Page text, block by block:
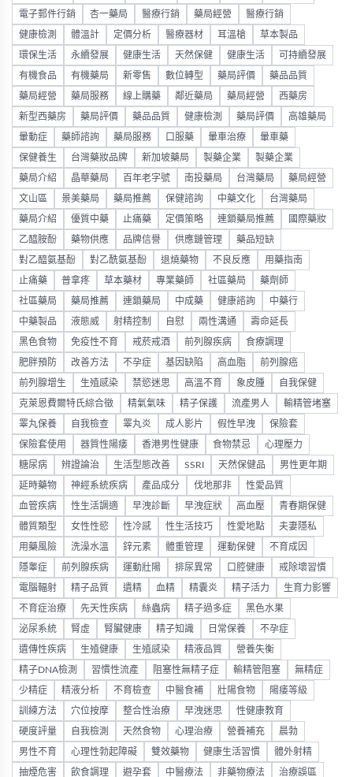
電子郵件行銷 杏一藥局 醫療行銷 藥局經營 醫療行銷
健康檢測 體溫計 定價分析 醫療器材 耳溫槍 草本製品
環保生活 永續發展 健康生活 天然保健 健康生活 可持續發展
有機食品 有機藥局 新零售 數位轉型 藥局評價 藥品品質
藥局經營 藥局服務 線上購藥 鄰近藥局 藥局經營 西藥房
新型西藥房 藥局評價 藥品品質 健康檢測 藥局評價 高雄藥局
暈動症 藥師諮詢 藥局服務 口服藥 暈車治療 暈車藥
保健養生 台灣藥妝品牌 新加坡藥局 製藥企業 製藥企業
藥局介紹 晶華藥局 百年老字號 南投藥局 台灣藥局 藥局經營
文山區 景美藥局 藥局推薦 保健諮詢 中藥文化 台灣藥局
藥局介紹 優質中藥 止痛藥 定價策略 連鎖藥局推薦 國際藥妝
乙醯胺酚 藥物供應 品牌信譽 供應鏈管理 藥品短缺
對乙醯氨基酚 對乙酰氨基酚 退燒藥物 不良反應 用藥指南
止痛藥 普拿疼 草本藥材 專業藥師 社區藥局 藥劑師
社區藥局 藥局推薦 連鎖藥局 中成藥 健康諮詢 中藥行
中藥製品 液態威 射精控制 自慰 兩性溝通 壽命延長
黑色食物 免疫性不育 戒菸戒酒 前列腺疾病 食療調理
肥胖預防 改善方法 不孕症 基因缺陷 高血脂 前列腺癌
前列腺增生 生殖感染 禁慾迷思 高溫不育 象皮腫 自我保健
克萊恩費爾特氏綜合徵 精氣氣味 精子保護 流產男人 輸精管堵塞
睪丸保養 自我檢查 睪丸炎 成人影片 假性早洩 保險套
保險套使用 器質性陽痿 香港男性健康 食物禁忌 心理壓力
糖尿病 辨證論治 生活型態改善 SSRI 天然保健品 男性更年期
延時藥物 神經系統疾病 產品成分 伐地那非 性愛品質
血管疾病 性生活調適 早洩診斷 早洩症狀 高血壓 青春期保健
體質類型 女性性慾 性冷感 性生活技巧 性愛地點 夫妻隱私
用藥風險 洗澡水溫 鋅元素 體重管理 運動保健 不育成因
隱睾症 前列腺疾病 運動壯陽 排尿異常 口腔健康 戒除壞習慣
電腦輻射 精子品質 遺精 血精 精囊炎 精子活力 生育力影響
不育症治療 先天性疾病 絲蟲病 精子過多症 黑色水果
泌尿系統 腎虛 腎臟健康 精子知識 日常保養 不孕症
遺傳性疾病 生殖健康 生殖感染 精液品質 營養失衡
精子DNA檢測 習慣性流產 阻塞性無精子症 輸精管阻塞 無精症
少精症 精液分析 不育檢查 中醫食補 壯陽食物 陽痿等級
訓練方法 穴位按摩 整合性治療 早洩迷思 性健康教育
硬度評量 自我檢測 天然食物 心理治療 營養補充 晨勃
男性不育 心理性勃起障礙 雙效藥物 健康生活習慣 體外射精
抽煙危害 飲食調理 避孕套 中醫療法 非藥物療法 治療誤區